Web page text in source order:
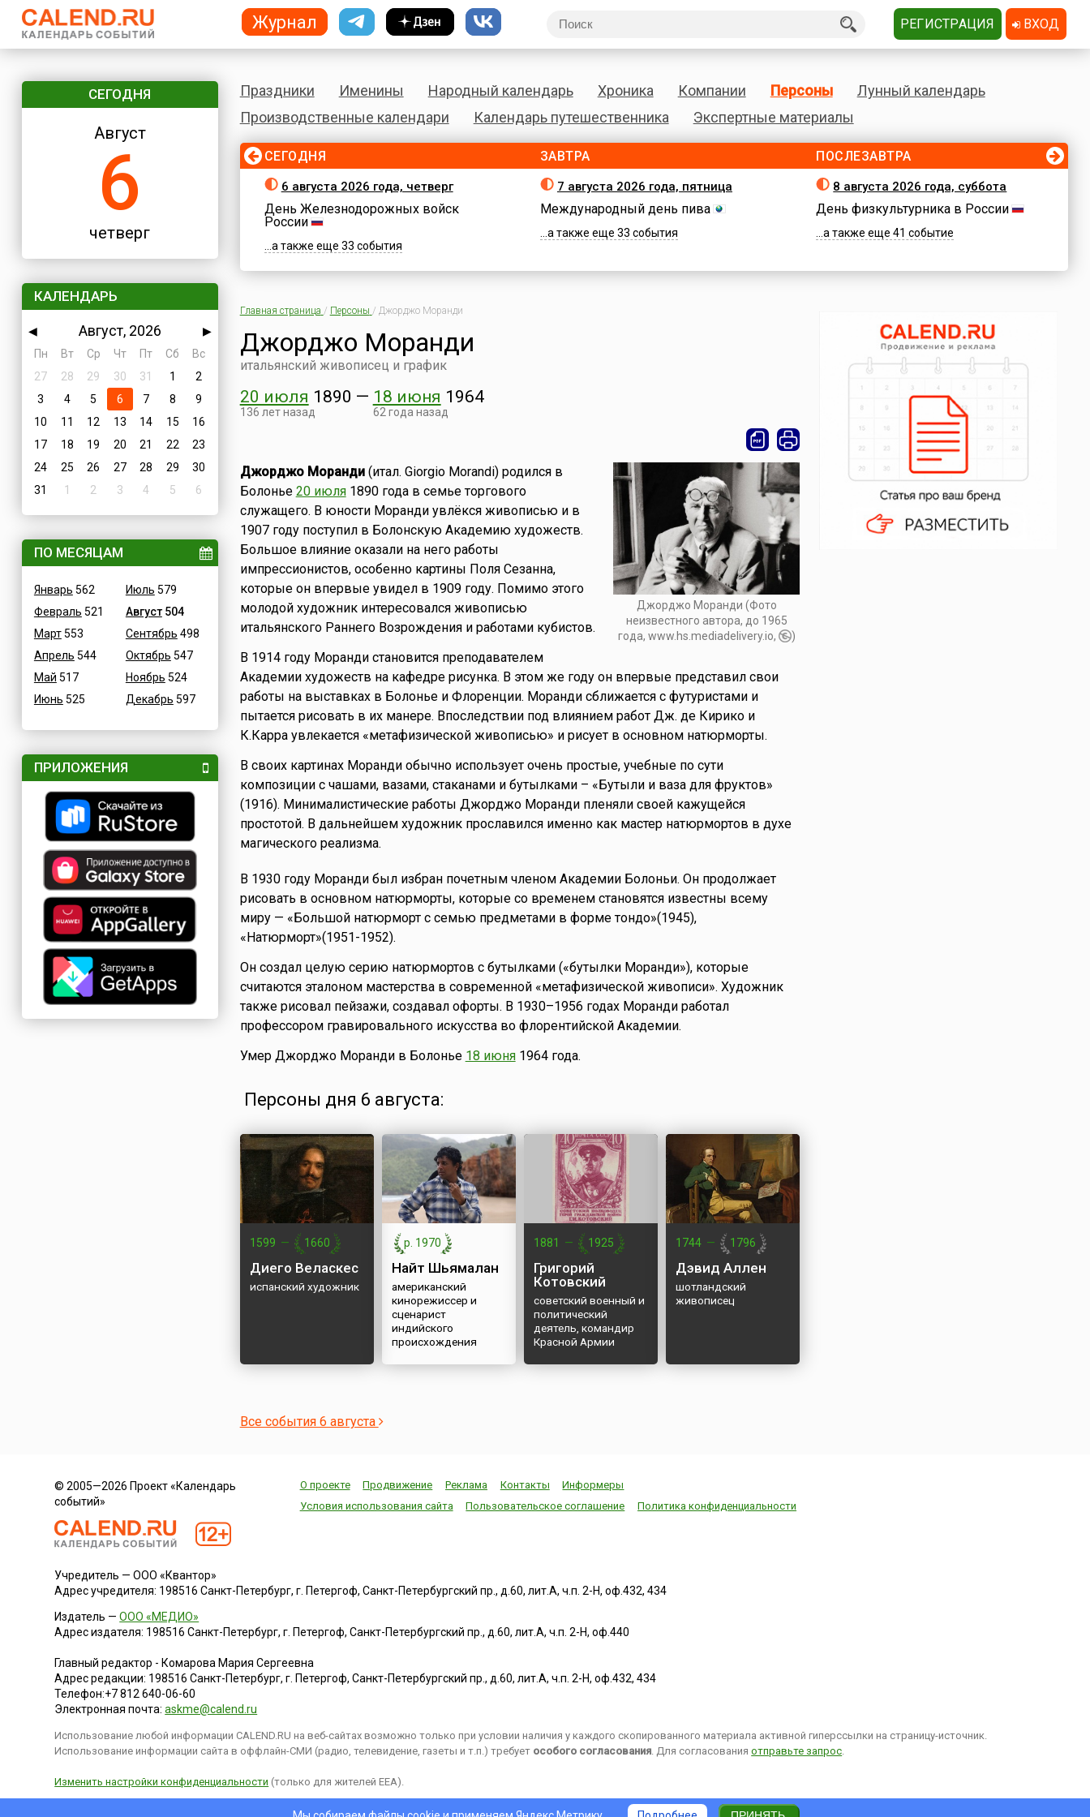
СЕГОДНЯ
Август
6
четверг
КАЛЕНДАРЬ
◀ Август, 2026
▶
Пн
Вт Ср Чт Пт Сб
Вс
27
28 29 30 31 1
2
3
4 5 6 7 8
9
10
11 12 13 14 15
16
17
18 19 20 21 22
23
24
25 26 27 28 29
30
31
1 2 3 4 5 6
ПО МЕСЯЦАМ
Январь 562
Февраль 521
Март553
Апрель 544
Май 517
Июнь 525
Июль 579
Август504
Сентябрь 498
Октябрь 547
Ноябрь 524
Декабрь 597
ПРИЛОЖЕНИЯ
Праздники Именины Народный календарь Хроника Компании Персоны
Лунный календарь
Производственные календари
Календарь путешественника Экспертные материалы
СЕГОДНЯ
6 августа 2026 года, четверг
День Железнодорожных войск
России
...а также еще 33 события
ЗАВТРА
7 августа 2026 года, пятница
Международный день пива
...а также еще 33 события
ПОСЛЕЗАВТРА
8 августа 2026 года, суббота
День физкультурника в России
...а также еще 41 событие
Главная страница / Персоны / Джорджо Моранди
Джорджо Моранди
итальянский живописец и график
20 июля 1890
136 лет назад
— 18 июня 1964
62 года назад
Джорджо Моранди (Фото
неизвестного автора, до 1965
года, www.hs.mediadelivery.io,
)
Джорджо Моранди(итал. Giorgio Morandi) родился в
Болонье 20 июля1890 года в семье торгового
служащего. В юности Моранди увлёкся живописью и в
1907 году поступил в Болонскую Академию художеств.
Большое влияние оказали на него работы
импрессионистов, особенно картины Поля Сезанна,
которые он впервые увидел в 1909 году. Помимо этого
молодой художник интересовался живописью
итальянского Раннего Возрождения и работами кубистов.
В 1914 году Моранди становится преподавателем
Академии художеств на кафедре рисунка. В этом же году он впервые представил свои
работы на выставках в Болонье и Флоренции. Моранди сближается с футуристами и
пытается рисовать в их манере. Впоследствии под влиянием работ Дж. де Кирико и
К.Карра увлекается «метафизической живописью» и рисует в основном натюрморты.
В своих картинах Моранди обычно использует очень простые, учебные по сути
композиции с чашами, вазами, стаканами и бутылками – «Бутыли и ваза для фруктов»
(1916). Минималистические работы Джорджо Моранди пленяли своей кажущейся
простотой. В дальнейшем художник прославился именно как мастер натюрмортов в духе
магического реализма.
В 1930 году Моранди был избран почетным членом Академии Болоньи. Он продолжает
рисовать в основном натюрморты, которые со временем становятся известны всему
миру — «Большой натюрморт с семью предметами в форме тондо»(1945),
«Натюрморт»(1951-1952).
Он создал целую серию натюрмортов с бутылками («бутылки Моранди»), которые
считаются эталоном мастерства в современной «метафизической живописи». Художник
также рисовал пейзажи, создавал офорты. В 1930–1956 годах Моранди работал
профессором гравировального искусства во флорентийской Академии.
Умер Джорджо Моранди в Болонье 18 июня1964 года.
Персоны дня 6 августа:
1599 — 1660
Диего Веласкес
испанский художник
р. 1970
Найт Шьямалан
американский
кинорежиссер и
сценарист
индийского
происхождения
1881 — 1925
Григорий
Котовский
советский военный и
политический
деятель, командир
Красной Армии
1744 — 1796
Дэвид Аллен
шотландский
живописец
Все события 6 августа
© 2005—2026 Проект «Календарь
событий»
О проекте Продвижение Реклама Контакты
Информеры
Условия использования сайта
Пользовательское соглашение Политика конфиденциальности
Учредитель — ООО «Квантор»
Адрес учредителя: 198516 Санкт-Петербург, г. Петергоф, Санкт-Петербургский пр., д.60, лит.А, ч.п. 2-Н, оф.432, 434
Издатель —ООО «МЕДИО»
Адрес издателя: 198516 Санкт-Петербург, г. Петергоф, Санкт-Петербургский пр., д.60, лит.А, ч.п. 2-Н, оф.440
Главный редактор - Комарова Мария Сергеевна
Адрес редакции: 198516 Санкт-Петербург, г. Петергоф,Санкт-Петербургский пр., д.60, лит.А, ч.п. 2-Н, оф.432, 434
Телефон:+7 812 640-06-60
Электронная почта:askme@calend.ru
Использование любой информации CALEND.RU на веб-сайтах возможно только при условии наличия у каждого скопированного материала активной гиперссылки на страницу-источник.
Использование информации сайта в оффлайн-СМИ (радио, телевидение, газеты и т.п.) требует особого согласования. Для согласованияотправьте запрос.
Изменить настройки конфиденциальности (только для жителей EEA).
Журнал РЕГИСТРАЦИЯ ВХОД